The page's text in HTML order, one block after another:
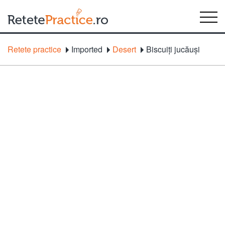
Retete practice Imported Desert Biscuiţi jucăuşi